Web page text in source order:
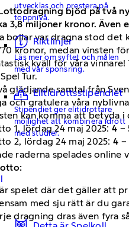
utvecklas och prestera på
toppnivå.
Riktlinjer
Läs mer om syftet och målen
med vår sponsring.
Elitidrottsstipendiet
Stipendiet ger elitidrottare
möjlighet att kombinera idrott
med studier.
bjöd på två
3,8 miljoner kronor. Även
bollar var dragna stod det
kronor, medan vinsten
kväll för våra
Tur.
glädjande samtal från
och gratulera våra
kan komma att betyda i
1, lördag 24 maj 2025: 4 –
2, lördag 24 maj 2025: 4 –
raderna spelades online
spelet där det gäller att
med sju rätt är du
dragning dras även fyra